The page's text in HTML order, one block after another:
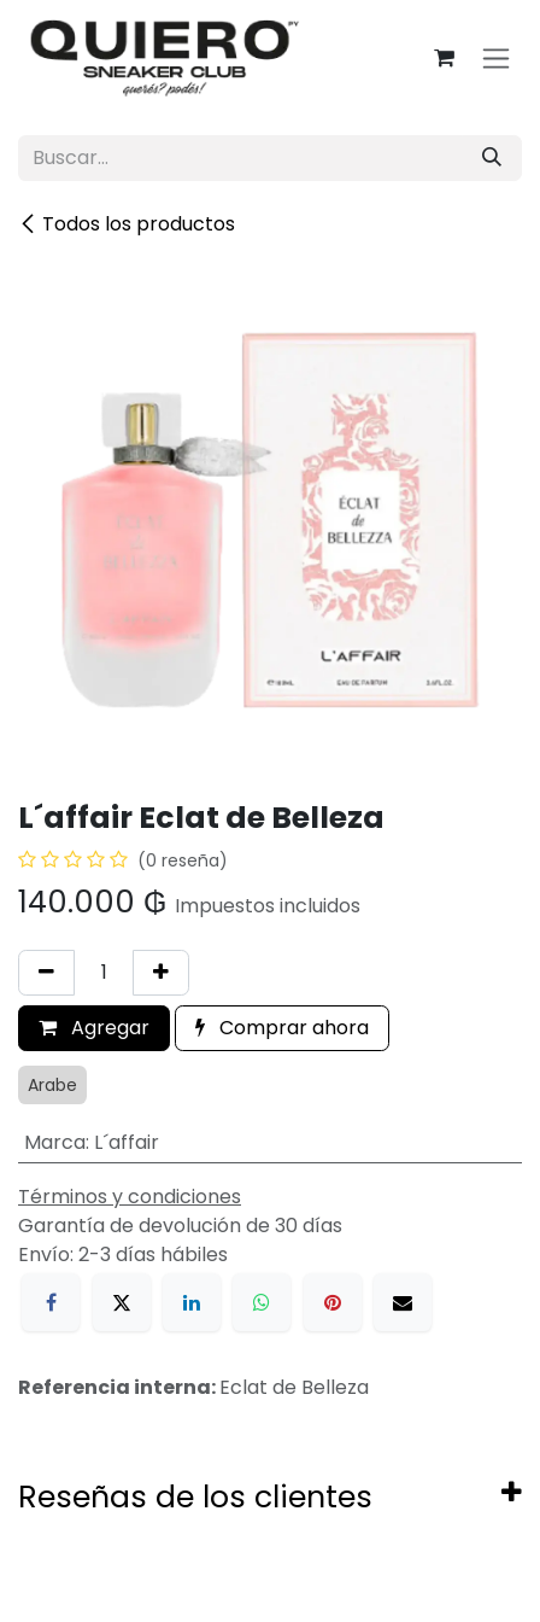
Ir al contenido
Todos los productos
L´affair Eclat de Belleza
(0 reseña)
140.000 ₲ Impuestos incluidos
Agregar Comprar ahora
Arabe
Marca: L´affair
Términos y condiciones
Garantía de devolución de 30 días
Envío: 2-3 días hábiles
Referencia interna:Eclat de Belleza
Reseñas de los clientes